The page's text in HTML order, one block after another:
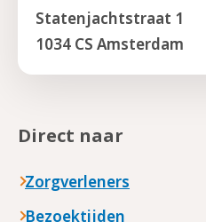
Statenjachtstraat 1
1034 CS Amsterdam
Direct naar
Zorgverleners
Bezoektijden